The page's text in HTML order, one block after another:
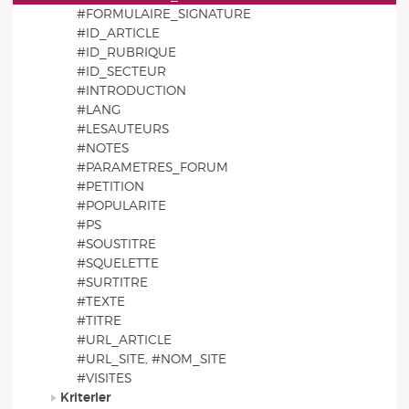
#FORMULAIRE_SIGNATURE
#ID_ARTICLE
#ID_RUBRIQUE
#ID_SECTEUR
#INTRODUCTION
#LANG
#LESAUTEURS
#NOTES
#PARAMETRES_FORUM
#PETITION
#POPULARITE
#PS
#SOUSTITRE
#SQUELETTE
#SURTITRE
#TEXTE
#TITRE
#URL_ARTICLE
#URL_SITE, #NOM_SITE
#VISITES
Kriterler